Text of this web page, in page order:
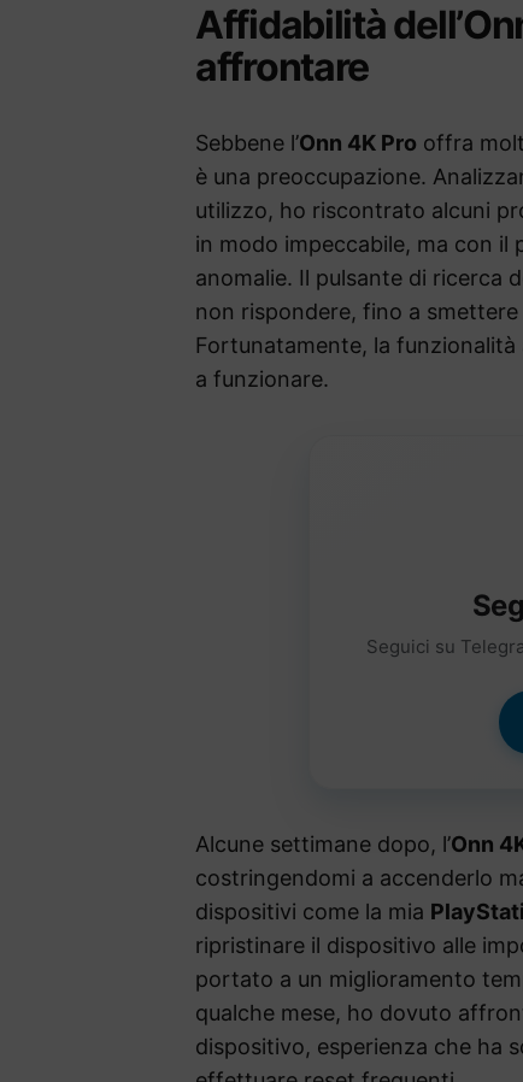
Affidabilità
affrontare
Sebbene l’Onn 4K Pro offra
è una preoccupazione.
utilizzo, ho riscontrato alcuni
in modo impeccabile, ma con il
anomalie. Il pulsante di ricerca
non rispondere, fino a
Fortunatamente, la
a funzionare.
Seguici su
Alcune settimane dopo, l’Onn
costringendomi a accenderlo
dispositivi come la mia
ripristinare il dispositivo alle
portato a un miglioramento
qualche mese, ho dovuto
dispositivo, esperienza che ha